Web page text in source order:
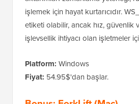
işlemek için hayat kurtarıcıdır.
etiketi olabilir, ancak hız, güvenlik
işlevsellik ihtiyacı olan işletmeler
Platform: Windows
Fiyat: 54.95$'dan başlar.